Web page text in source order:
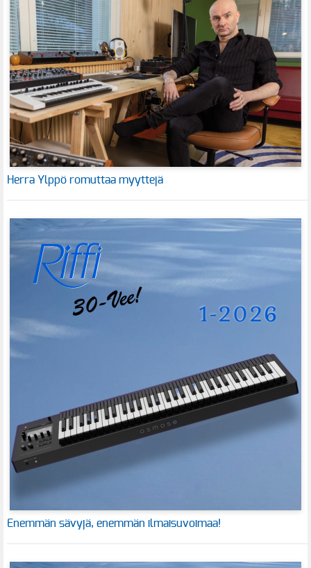
Herra Ylppö romuttaa myyttejä
Enemmän sävyjä, enemmän ilmaisuvoimaa!